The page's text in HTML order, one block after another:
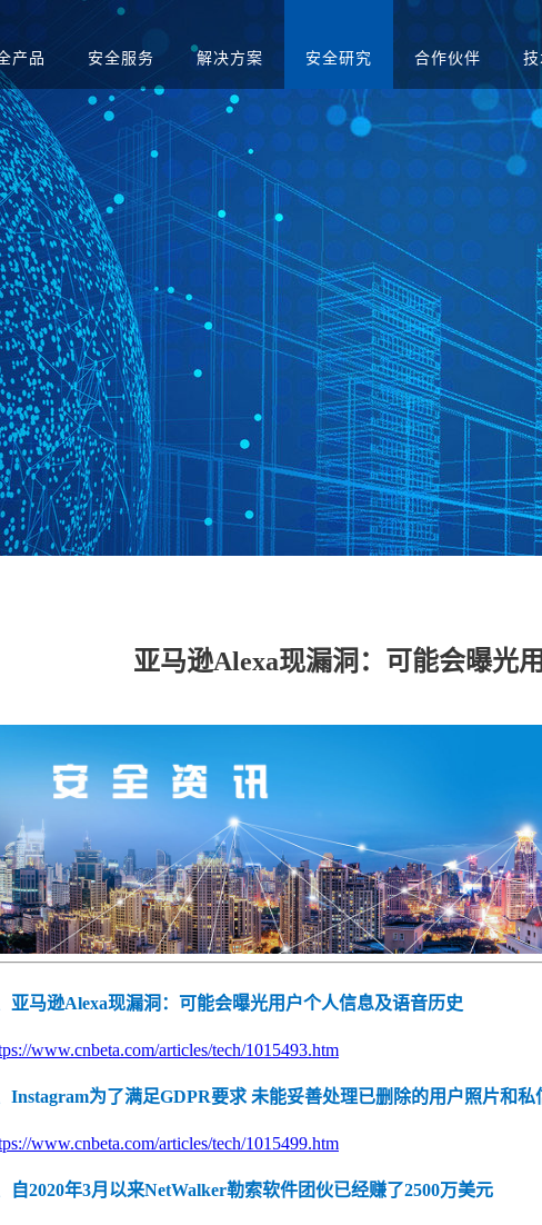
产品
安全集中管理系
日志审计平台 配置核
/单向/视频网闸 入侵防御系统 病毒威胁防护系统 抗拒绝
威胁预警系统 信息审计
应用防火墙 网页防篡改 服务器群组防护系统 WEB漏
监控与审计系统
电子文档打印与刻录
存储介质消除系统
空间安全综合靶
统
工控网络监测审计
工控主机安全卫士 工控安全评估系统
工
版） IDS（信创版）
WEB应用防火墙系
统（信创版）
安全运维管理系统
（信创版）
数
（
体化集
（信
主机监控与审计系
统（信创版）
打印刻录安全监控
与审计系统（信创
版）
服务器审计系统
（信创版）
主
（
综合安
安全服务
应急演练服务 渗透测试服务 安全运营服务 红蓝对抗服务
合规咨询服务 安全培训服务
解决方案
医疗 智慧矿山 运营商 金融
安全研究 合作伙伴
软件升级 售后服务
人才招聘
社会招聘
校园招聘
亚马逊Alexa现漏洞：可能会曝光
亚马逊Alexa现漏洞：可能会曝光用户个人信息及语音历史
www.cnbeta.com/articles/tech/1015493.htm
Instagram为了满足GDPR要求 未能妥善处理已删除的用户照片和私
www.cnbeta.com/articles/tech/1015499.htm
自2020年3月以来NetWalker勒索软件团伙已经赚了2500万美元